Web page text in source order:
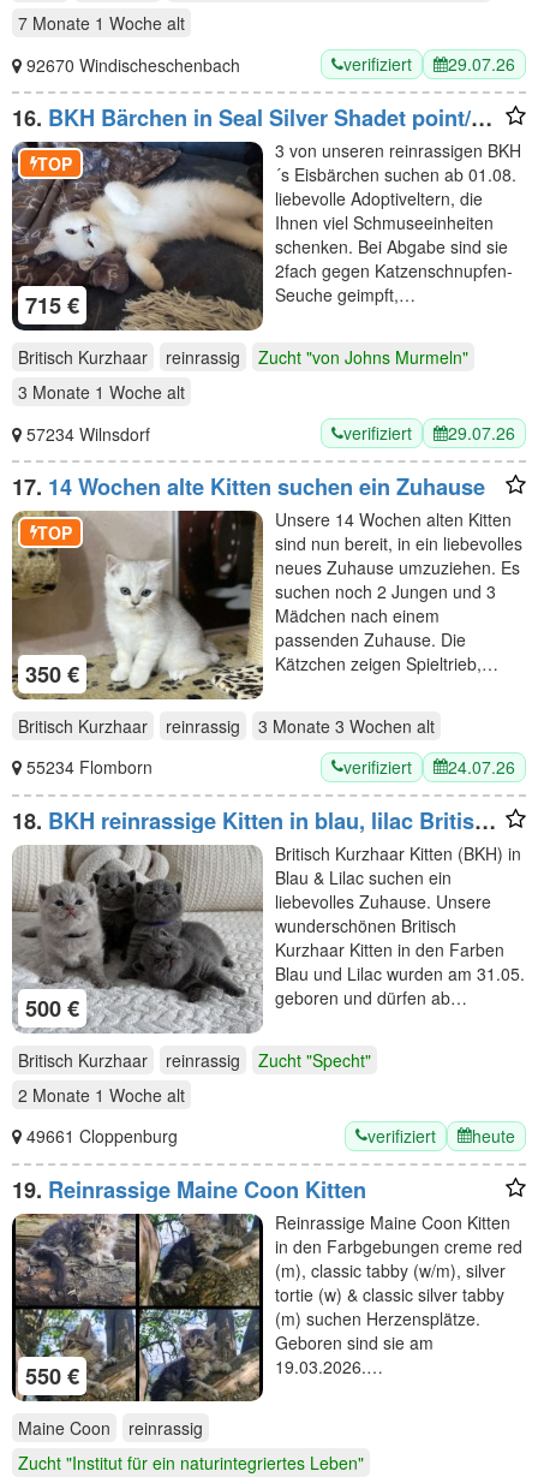
7 Monate 1 Woche alt
92670 Windischeschenbach
verifiziert 29.07.26
16. BKH Bärchen in Seal Silver Shadet point/
Tabby Point +blaue Augen, Stammbaum, 2fach
geimpft
715 €
TOP
3 von unseren reinrassigen BKH
´s Eisbärchen suchen ab 01.08.
liebevolle Adoptiveltern, die
Ihnen viel Schmuseeinheiten
schenken. Bei Abgabe sind sie
2fach gegen Katzenschnupfen-
Seuche geimpft,…
Britisch Kurzhaar reinrassig
Zucht "von Johns Murmeln"
3 Monate 1 Woche alt
57234 Wilnsdorf
verifiziert 29.07.26
17. 14 Wochen alte Kitten suchen ein Zuhause
350 €
TOP
Unsere 14 Wochen alten Kitten
sind nun bereit, in ein liebevolles
neues Zuhause umzuziehen. Es
suchen noch 2 Jungen und 3
Mädchen nach einem
passenden Zuhause. Die
Kätzchen zeigen Spieltrieb,…
Britisch Kurzhaar reinrassig 3 Monate 3 Wochen alt
55234 Flomborn
verifiziert 24.07.26
18. BKH reinrassige Kitten in blau, lilac Britisch
Kurzhaar Katzen
500 €
Britisch Kurzhaar Kitten (BKH) in
Blau & Lilac suchen ein
liebevolles Zuhause. Unsere
wunderschönen Britisch
Kurzhaar Kitten in den Farben
Blau und Lilac wurden am 31.05.
geboren und dürfen ab…
Britisch Kurzhaar reinrassig
Zucht "Specht"
2 Monate 1 Woche alt
49661 Cloppenburg
verifiziert heute
19. Reinrassige Maine Coon Kitten
550 €
Reinrassige Maine Coon Kitten
in den Farbgebungen creme red
(m), classic tabby (w/m), silver
tortie (w) & classic silver tabby
(m) suchen Herzensplätze.
Geboren sind sie am
19.03.2026.…
Maine Coon
reinrassig
Zucht "Institut für ein naturintegriertes Leben"